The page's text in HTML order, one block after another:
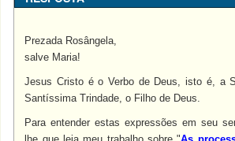
Prezada Rosângela,
salve Maria!
Jesus Cristo é o Verbo de Deus, isto é, a
Santíssima Trindade, o Filho de Deus.
Para entender estas expressões em seu